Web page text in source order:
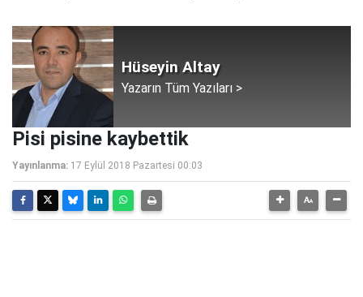
Hüseyin Altay
Yazarın Tüm Yazıları >
Pisi pisine kaybettik
Yayınlanma: 17 Eylül 2018 Pazartesi 00:03